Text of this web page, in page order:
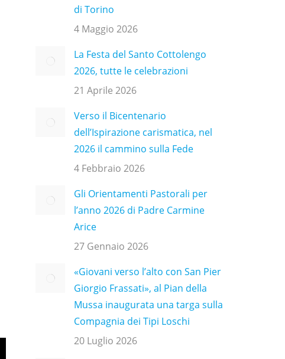
di Torino
4 Maggio 2026
La Festa del Santo Cottolengo
2026, tutte le celebrazioni
21 Aprile 2026
Verso il Bicentenario
dell’Ispirazione carismatica, nel
2026 il cammino sulla Fede
4 Febbraio 2026
Gli Orientamenti Pastorali per
l’anno 2026 di Padre Carmine
Arice
27 Gennaio 2026
«Giovani verso l’alto con San Pier
Giorgio Frassati», al Pian della
Mussa inaugurata una targa sulla
Compagnia dei Tipi Loschi
20 Luglio 2026